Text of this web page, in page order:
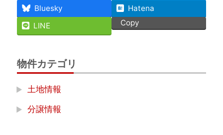
Bluesky
Hatena
LINE
Copy
物件カテゴリ
土地情報
分譲情報